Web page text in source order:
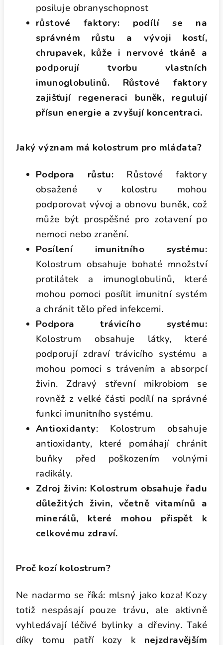
posiluje obranyschopnost
růstové faktory: podílí se na
správném růstu a vývoji kostí,
chrupavek, kůže i nervové tkáně a
podporují tvorbu vlastních
imunoglobulinů. Růstové faktory
zajišťují regeneraci buněk, regulují
přísun energie a zvyšují koncentraci.
Jaký význam má kolostrum pro mláďata?
Podpora růstu: Růstové faktory
obsažené v kolostru mohou
podporovat vývoj a obnovu buněk, což
může být prospěšné pro zotavení po
nemoci nebo zranění.
Posílení imunitního systému:
Kolostrum obsahuje bohaté množství
protilátek a imunoglobulinů, které
mohou pomoci posílit imunitní systém
a chránit tělo před infekcemi.
Podpora trávicího systému:
Kolostrum obsahuje látky, které
podporují zdraví trávicího systému a
mohou pomoci s trávením a absorpcí
živin. Zdravý střevní mikrobiom se
rovněž z velké části podílí na správné
funkci imunitního systému.
Antioxidanty: Kolostrum obsahuje
antioxidanty, které pomáhají chránit
buňky před poškozením volnými
radikály.
Zdroj živin: Kolostrum obsahuje řadu
důležitých živin, včetně vitamínů a
minerálů, které mohou přispět k
celkovému zdraví.
Proč kozí kolostrum?
Ne nadarmo se říká: mlsný jako koza! Kozy
totiž nespásají pouze trávu, ale aktivně
vyhledávají léčivé bylinky a dřeviny. Také
díky tomu patří kozy k nejzdravějším